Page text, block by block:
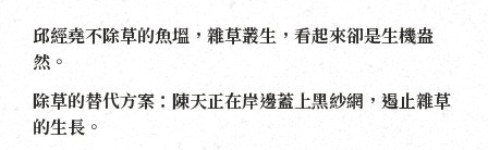
邱經堯不除草的魚塭，雜草叢生，看起來卻是生機盎
然。
除草的替代方案：陳天正在岸邊蓋上黑紗網，遏止雜草
的生長。